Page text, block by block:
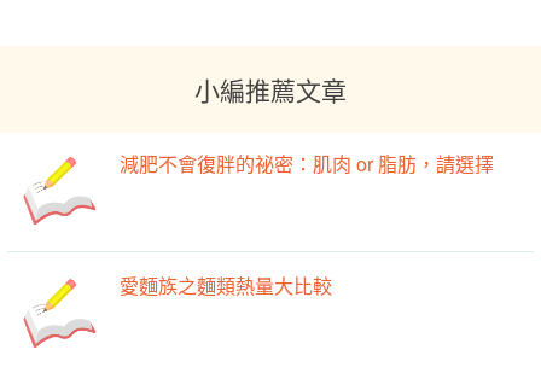
小編推薦文章
減肥不會復胖的祕密：肌肉 or 脂肪，請選擇
愛麵族之麵類熱量大比較